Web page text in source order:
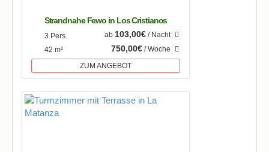
Strandnahe Fewo in Los Cristianos
3 Pers.
42 m²
ab 103,00€/ Nacht
750,00€/ Woche
ZUM ANGEBOT